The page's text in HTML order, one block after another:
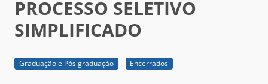
PROCESSO SELETIVO
SIMPLIFICADO
Graduação e Pós graduação Encerrados